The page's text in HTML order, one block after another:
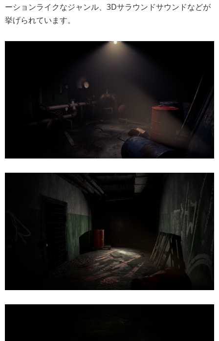
ーションライクなジャンル、3Dサラウンドサウンドなどが
挙げられています。